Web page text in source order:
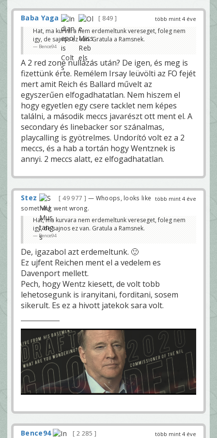
több mint 4 éve
Baba Yaga
849
Hat, ma kurvara nem erdemeltunk vereseget, foleg nem
igy, de sajnos ez van. Gratula a Ramsnek.
Bence94
A 2 red zone nullázás után? De igen, és meg is
fizettünk érte. Remélem Irsay leüvölti az FO fejét
mert amit Reich és Ballard művelt az
egyszerűen elfogadhatatlan. Nem hiszem el
hogy egyetlen egy csere tacklet nem képes
találni, a második meccs javarészt ott ment el. A
secondary és linebacker sor szánalmas,
playcalling is gyötrelmes. Undorító volt ez a 2
meccs, és a hab a tortán hogy Wentznek is
annyi. 2 meccs alatt, ez elfogadhatatlan.
több mint 4 éve
Stez 49 977
— Whoops, looks like
something went wrong.
Hat, ma kurvara nem erdemeltunk vereseget, foleg nem
igy, de sajnos ez van. Gratula a Ramsnek.
Bence94
De, igazabol azt erdemeltunk. 🙂
Ez ujfent Reichen ment el a vedelem es
Davenport mellett.
Pech, hogy Wentz kiesett, de volt tobb
lehetosegunk is iranyitani, forditani, sosem
sikerult. Es ez a hivott jatekok sara volt.
több mint 4 éve
Bence94 2 285